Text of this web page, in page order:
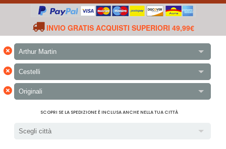
INVIO GRATIS ACQUISTI SUPERIORI 49,99€
× Arthur Martin
× Cestelli
× Originali
SCOPRI SE LA SPEDIZIONE È INCLUSA ANCHE NELLA TUA CITTÀ
Scegli città